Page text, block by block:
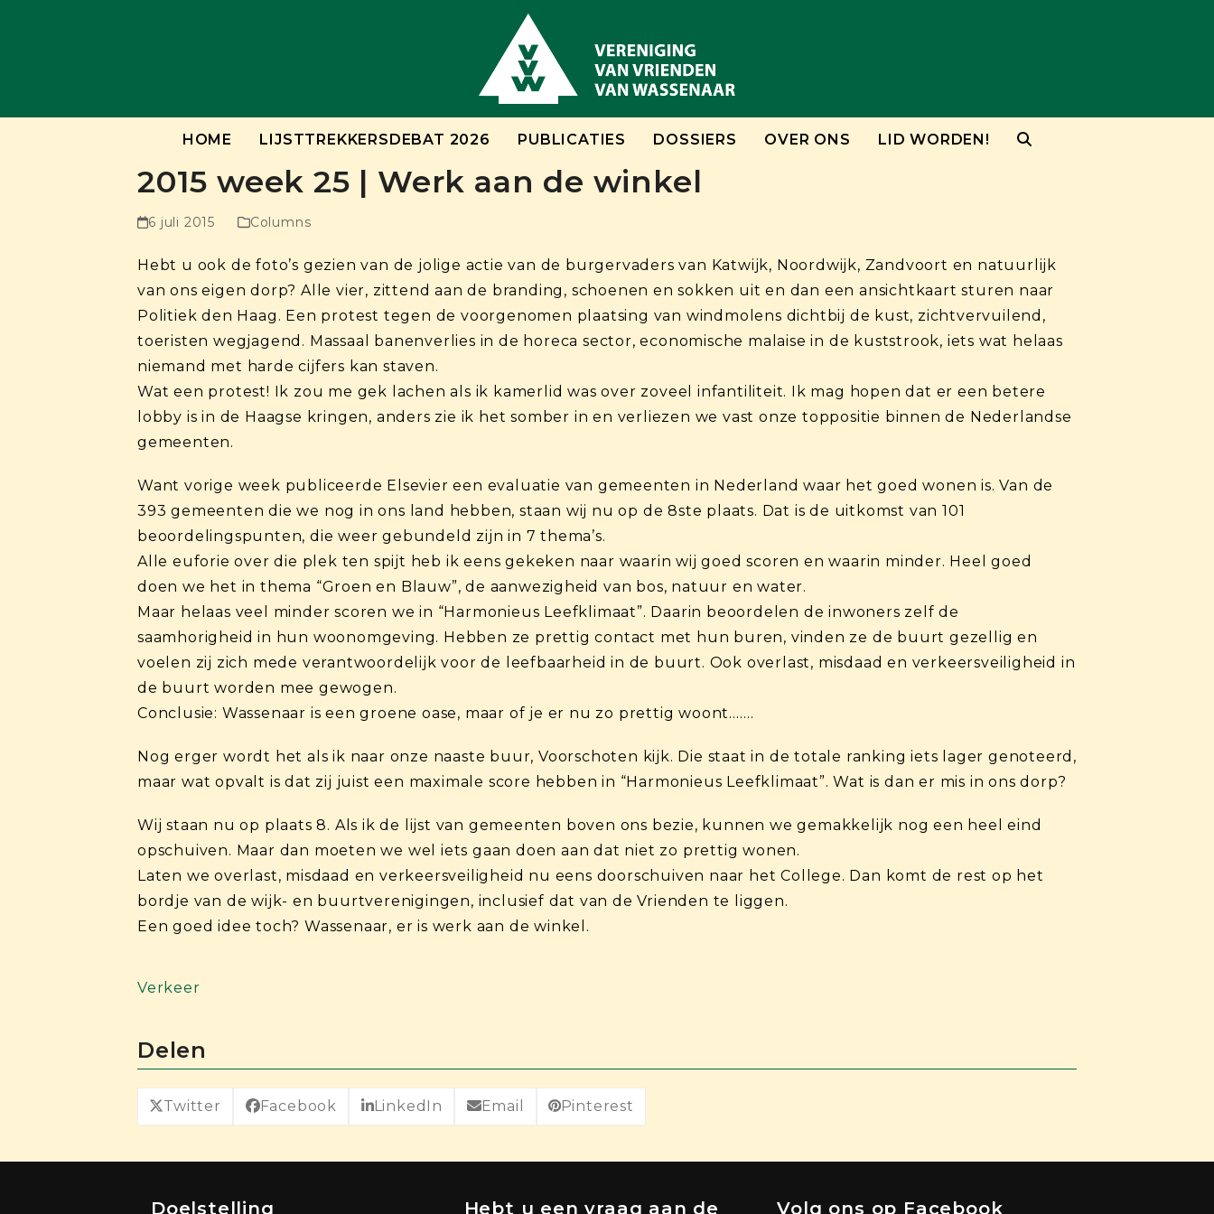
HOME LIJSTTREKKERSDEBAT 2026 PUBLICATIES DOSSIERS OVER ONS LID WORDEN!
2015 week 25 | Werk aan de winkel
6 juli 2015 Columns
Hebt u ook de foto’s gezien van de jolige actie van de burgervaders van Katwijk, Noordwijk, Zandvoort en natuurlijk
van ons eigen dorp? Alle vier, zittend aan de branding, schoenen en sokken uit en dan een ansichtkaart sturen naar
Politiek den Haag. Een protest tegen de voorgenomen plaatsing van windmolens dichtbij de kust, zichtvervuilend,
toeristen wegjagend. Massaal banenverlies in de horeca sector, economische malaise in de kuststrook, iets wat helaas
niemand met harde cijfers kan staven.
Wat een protest! Ik zou me gek lachen als ik kamerlid was over zoveel infantiliteit. Ik mag hopen dat er een betere
lobby is in de Haagse kringen, anders zie ik het somber in en verliezen we vast onze toppositie binnen de Nederlandse
gemeenten.
Want vorige week publiceerde Elsevier een evaluatie van gemeenten in Nederland waar het goed wonen is. Van de
393 gemeenten die we nog in ons land hebben, staan wij nu op de 8ste plaats. Dat is de uitkomst van 101
beoordelingspunten, die weer gebundeld zijn in 7 thema’s.
Alle euforie over die plek ten spijt heb ik eens gekeken naar waarin wij goed scoren en waarin minder. Heel goed
doen we het in thema “Groen en Blauw”, de aanwezigheid van bos, natuur en water.
Maar helaas veel minder scoren we in “Harmonieus Leefklimaat”. Daarin beoordelen de inwoners zelf de
saamhorigheid in hun woonomgeving. Hebben ze prettig contact met hun buren, vinden ze de buurt gezellig en
voelen zij zich mede verantwoordelijk voor de leefbaarheid in de buurt. Ook overlast, misdaad en verkeersveiligheid in
de buurt worden mee gewogen.
Conclusie: Wassenaar is een groene oase, maar of je er nu zo prettig woont…….
Nog erger wordt het als ik naar onze naaste buur, Voorschoten kijk. Die staat in de totale ranking iets lager genoteerd,
maar wat opvalt is dat zij juist een maximale score hebben in “Harmonieus Leefklimaat”. Wat is dan er mis in ons dorp?
Wij staan nu op plaats 8. Als ik de lijst van gemeenten boven ons bezie, kunnen we gemakkelijk nog een heel eind
opschuiven. Maar dan moeten we wel iets gaan doen aan dat niet zo prettig wonen.
Laten we overlast, misdaad en verkeersveiligheid nu eens doorschuiven naar het College. Dan komt de rest op het
bordje van de wijk- en buurtverenigingen, inclusief dat van de Vrienden te liggen.
Een goed idee toch? Wassenaar, er is werk aan de winkel.
Verkeer
Delen
Twitter Facebook LinkedIn Email Pinterest
Doelstelling Hebt u een vraag aan de Volg ons op Facebook